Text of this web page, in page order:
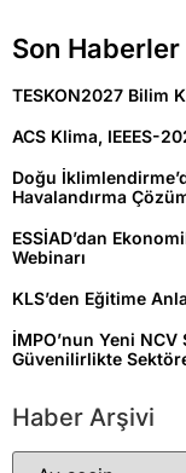
Son Haberler
TESKON2027 Bilim
ACS Klima, IEEES-
Doğu
Havalandırma
ESSİAD’dan
Webinarı
KLS’den Eğitime
İMPO’nun Yeni
Güvenilirlikte
Haber Arşivi